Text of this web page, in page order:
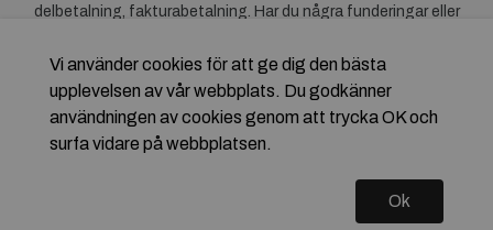
delbetalning, fakturabetalning. Har du några funderingar eller
dig till oss. För frågor kring Klarna kan duklicka här
Vi använder cookies för att ge dig den bästa
upplevelsen av vår webbplats. Du godkänner
användningen av cookies genom att trycka OK och
surfa vidare på webbplatsen.
Ok